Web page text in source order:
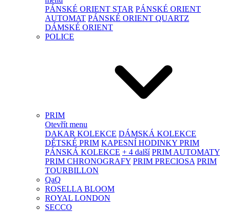
PÁNSKÉ ORIENT STAR PÁNSKÉ ORIENT
AUTOMAT PÁNSKÉ ORIENT QUARTZ
DÁMSKÉ ORIENT
POLICE
PRIM
Otevřít menu
DAKAR KOLEKCE DÁMSKÁ KOLEKCE
DĚTSKÉ PRIM KAPESNÍ HODINKY PRIM
PÁNSKÁ KOLEKCE + 4 další PRIM AUTOMATY
PRIM CHRONOGRAFY PRIM PRECIOSA PRIM
TOURBILLON
QaQ
ROSELLA BLOOM
ROYAL LONDON
SECCO